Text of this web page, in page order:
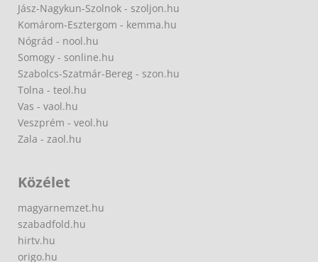
Jász-Nagykun-Szolnok - szoljon.hu
Komárom-Esztergom - kemma.hu
Nógrád - nool.hu
Somogy - sonline.hu
Szabolcs-Szatmár-Bereg - szon.hu
Tolna - teol.hu
Vas - vaol.hu
Veszprém - veol.hu
Zala - zaol.hu
Közélet
magyarnemzet.hu
szabadfold.hu
hirtv.hu
origo.hu